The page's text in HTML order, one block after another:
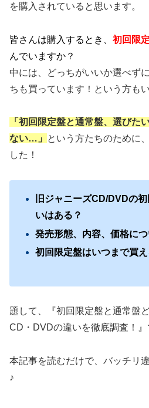
を購入されていると思います。
皆さんは購入するとき、 初回限
んでいますか？
中には、どっちがいいか選べず
ちも買っています！という方も
「初回限定盤と通常盤、選びた
ない…」
という方たちのために
した！
旧ジャニーズCD/DVDの
いはある？
発売形態、内容、価格につ
初回限定盤はいつまで買え
題して、『初回限定盤と通常盤
CD・DVDの違いを徹底調査！』
本記事を読むだけで、バッチリ
♪